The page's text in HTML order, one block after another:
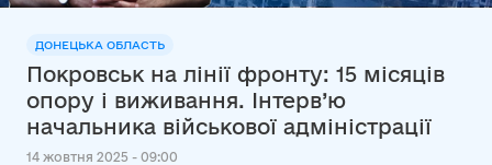
ДОНЕЦЬКА ОБЛАСТЬ
Покровськ на лінії фронту: 15 місяців
опору і виживання. Інтерв’ю
начальника військової адміністрації
14 жовтня 2025 - 09:00